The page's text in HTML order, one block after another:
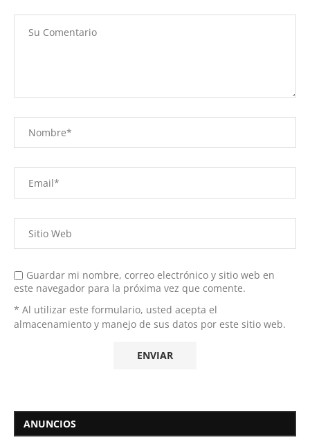
Guardar mi nombre, correo electrónico y sitio web en
este navegador para la próxima vez que comente.
* Al utilizar este formulario, usted acepta el
almacenamiento y manejo de sus datos por este sitio web.
ANUNCIOS